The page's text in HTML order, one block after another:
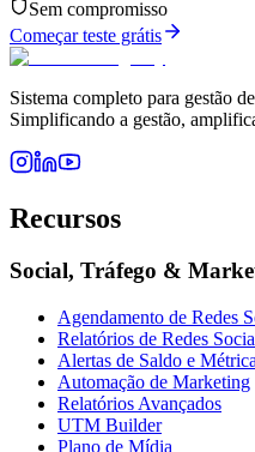
Sem compromisso
Começar teste grátis
Sistema completo para gestão
Simplificando a gestão,
Recursos
Social, Tráfego &
Agendamento de Redes
Relatórios de Redes
Alertas de Saldo e
Automação de Marketing
Relatórios Avançados
UTM Builder
Plano de Mídia